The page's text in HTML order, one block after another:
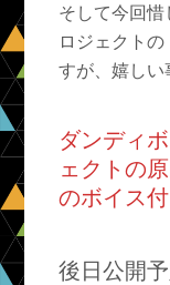
そして今回
ロジェクト
すが、嬉しい
ダンディ
ェクトの
のボイス
後日公開